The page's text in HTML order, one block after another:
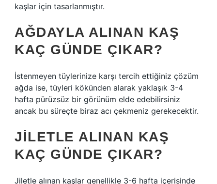
kaşlar için tasarlanmıştır.
AĞDAYLA ALINAN KAŞ
KAÇ GÜNDE ÇIKAR?
İstenmeyen tüylerinize karşı tercih ettiğiniz çözüm
ağda ise, tüyleri kökünden alarak yaklaşık 3-4
hafta pürüzsüz bir görünüm elde edebilirsiniz
ancak bu süreçte biraz acı çekmeniz gerekecektir.
JILETLE ALINAN KAŞ
KAÇ GÜNDE ÇIKAR?
Jiletle alınan kaşlar genellikle 3-6 hafta içerisinde